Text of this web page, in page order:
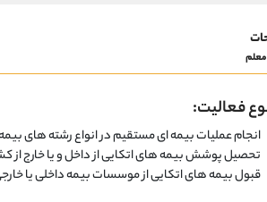
فعالیت:
انجام عملیات بیمه ای مستقیم در انواع رشته های
تحصیل پوشش بیمه های اتکایی از داخل و یا خارج از
قبول بیمه های اتکایی از موسسات بیمه داخلی یا